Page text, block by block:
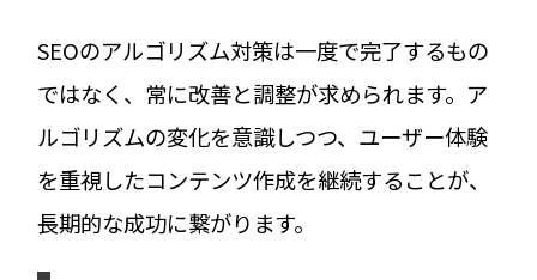
SEOのアルゴリズム対策は一度で完了するもの
ではなく、常に改善と調整が求められます。ア
ルゴリズムの変化を意識しつつ、ユーザー体験
を重視したコンテンツ作成を継続することが、
長期的な成功に繋がります。